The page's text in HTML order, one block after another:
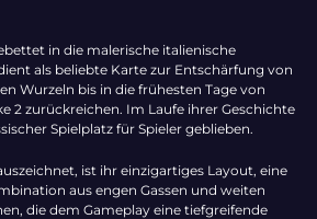
in die malerische italienische
als beliebte Karte zur Entschärfung von
Wurzeln bis in die frühesten Tage von
2 zurückreichen. Im Laufe ihrer Geschichte
Spielplatz für Spieler geblieben.
ist ihr einzigartiges Layout, eine
aus engen Gassen und weiten
die dem Gameplay eine tiefgreifende